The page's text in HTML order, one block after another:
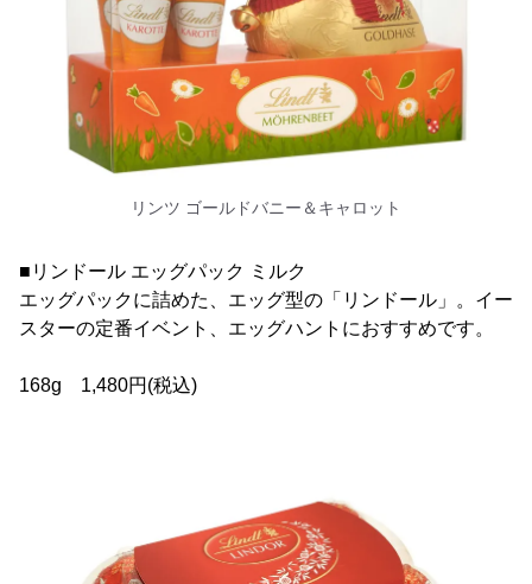
リンツ ゴールドバニー＆キャロット
■リンドール エッグパック ミルク
エッグパックに詰めた、エッグ型の「リンドール」。イー
スターの定番イベント、エッグハントにおすすめです。
168g 1,480円(税込)